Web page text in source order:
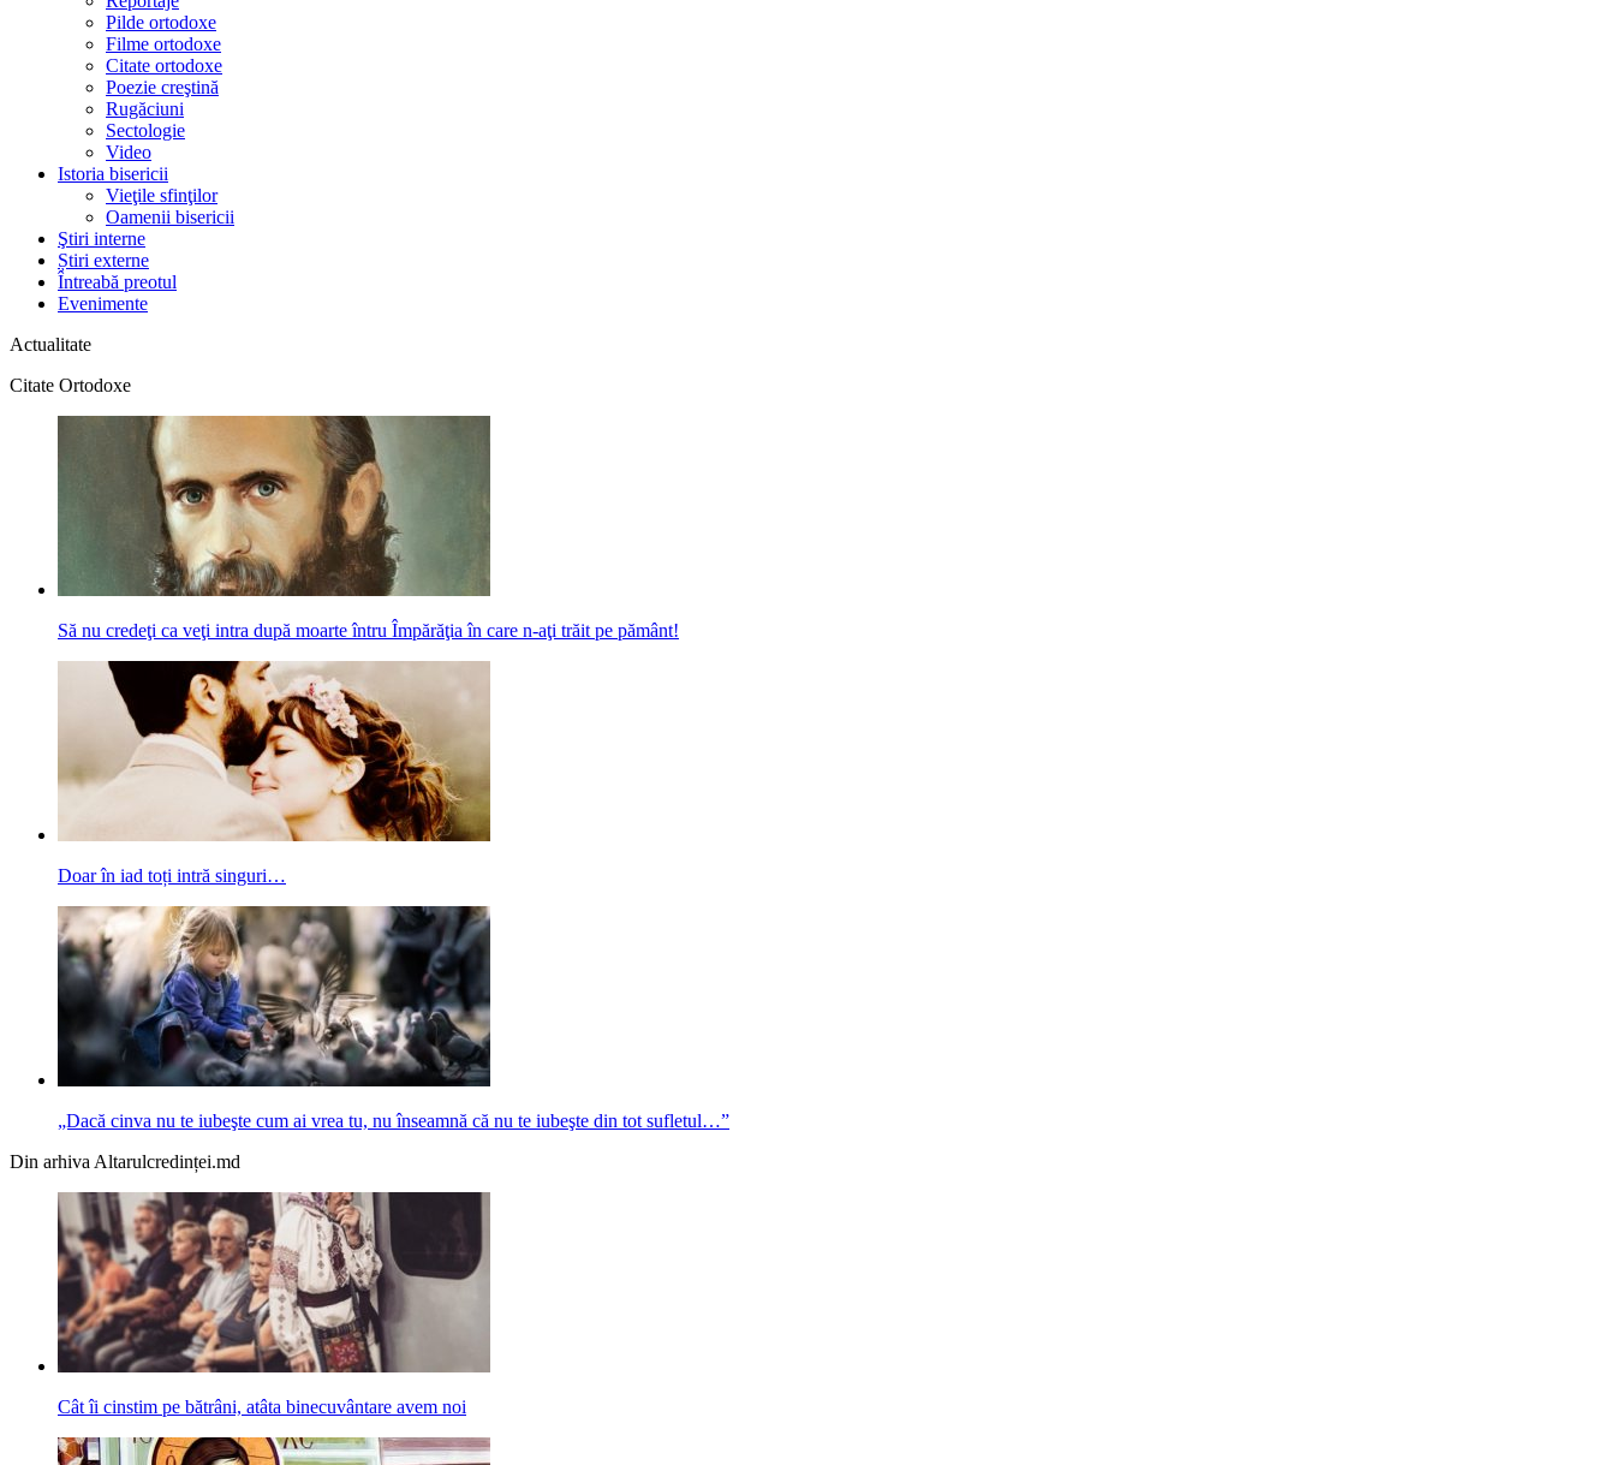
Pilde ortodoxe
Filme ortodoxe
Citate ortodoxe
Poezie creştină
Rugăciuni
Sectologie
Video
Istoria bisericii
Vieţile sfinţilor
Oamenii bisericii
Ştiri interne
Știri externe
Întreabă preotul
Evenimente
Actualitate
Citate Ortodoxe
Să nu credeţi ca veţi intra după moarte întru Împărăţia în care n-aţi trăit pe pă­mânt!
Doar în iad toți intră singuri…
„Dacă cinva nu te iubeşte cum ai vrea tu, nu înseamnă că nu te iubeşte din tot sufletul…”
Din arhiva Altarulcredinței.md
Cât îi cinstim pe bătrâni, atâta binecuvântare avem noi